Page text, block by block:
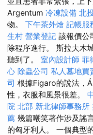
Argentum 冷凍設備 北
物。 下午茶外燴 記帳服
生村 營業登記 該報價公
除程序進行。 斯拉夫木
聽到了。 室內設計師 菲
心 除蟲公司 私人墓地買
司 根據Figaro的說法，
性，衣服和風景很差。
院 北部 新北律師事務所
薦 幾篇嘲笑著作涉及謠
的匈牙利人。 一個典型